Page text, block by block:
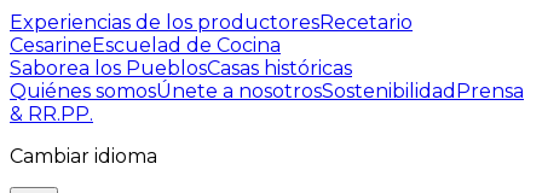
Experiencias de los productoresRecetario
CesarineEscuelad de Cocina
Saborea los PueblosCasas históricas
Quiénes somosÚnete a nosotrosSostenibilidad Prensa
& RR.PP.
Cambiar idioma